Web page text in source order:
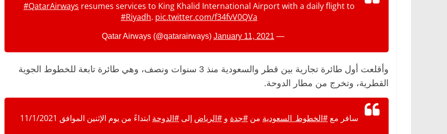
#QatarAirways resumes services to King Khalid International Airport with a daily flight to
#Riyadh. pic.twitter.com/f34fvV0QVa
— Qatar Airways (@qatarairways)
January 11, 2021
وأقلعت أول طائرة تجارية بين قطر والسعودية منذ 3 سنوات ونصف، وهي طائرة تابعة للخطوط الجوية
القطرية، وتخرج من مطار الدوحة.
سافر مع #الخطوط_السعودية من #جدة و #الرياض إلى #الدوحة ابتداءً من يوم الإثنين الموافق 11/1/2021